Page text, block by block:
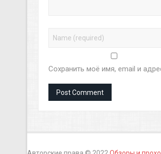
Сохранить моё имя, email и